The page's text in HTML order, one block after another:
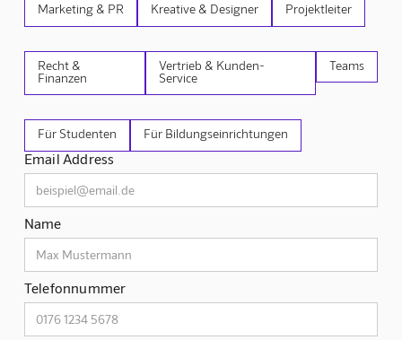
Marketing & PR Kreative & Designer Projektleiter
Recht &
Finanzen
Vertrieb & Kunden-
Service
Teams
Für Studenten Für Bildungseinrichtungen
Email Address
Name
Telefonnummer